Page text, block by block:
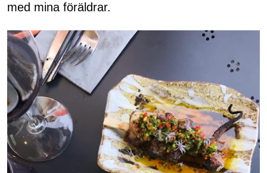
med mina föräldrar.